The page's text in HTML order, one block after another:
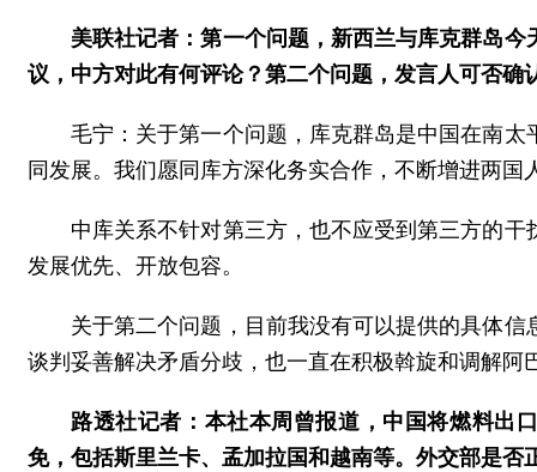
美联社记者：第一个问题，新西兰与库克群岛
议，中方对此有何评论？第二个问题，发言人可否
毛宁：关于第一个问题，库克群岛是中国在南
同发展。我们愿同库方深化务实合作，不断增进两国
中库关系不针对第三方，也不应受到第三方的
发展优先、开放包容。
关于第二个问题，目前我没有可以提供的具体
谈判妥善解决矛盾分歧，也一直在积极斡旋和调解
路透社记者：本社本周曾报道，中国将燃料出
免，包括斯里兰卡、孟加拉国和越南等。外交部是